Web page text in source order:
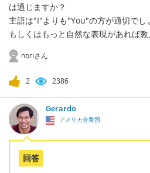
は通じますか？
主語は"I"よりも"You"の方が適切でし
もしくはもっと自然な表現があれば
noriさん
2 2386
Gerardo
アメリカ合衆国
回答